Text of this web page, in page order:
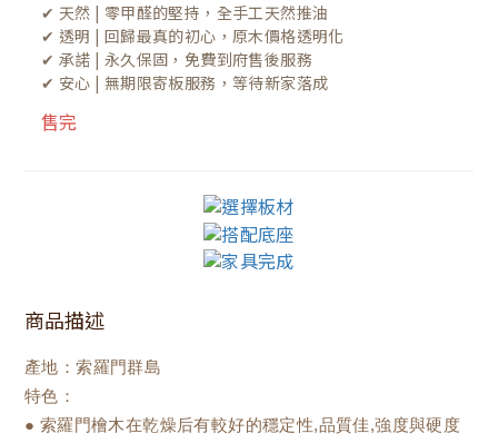
✔ 天然 | 零甲醛的堅持，全手工天然推油
✔ 透明 | 回歸最真的初心，原木價格透明化
✔ 承諾 | 永久保固，免費到府售後服務
✔ 安心 | 無期限寄板服務，等待新家落成
售完
商品描述
產地：索羅門群島
特色：
● 索羅門檜木在乾燥后有較好的穩定性,品質佳,強度與硬度